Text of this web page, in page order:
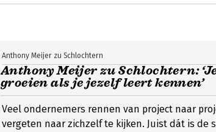
Anthony Meijer zu Schlochtern:
groeien als je jezelf leert kennen’
Anthony Meijer zu Schlochtern
Veel ondernemers rennen van project naar
vergeten naar zichzelf te kijken. Juist dát is de